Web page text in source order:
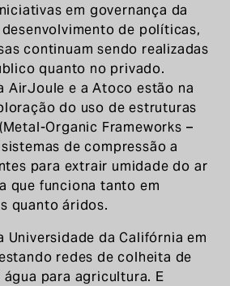
em governança da
de políticas,
continuam sendo realizadas
quanto no privado.
AirJoule e a Atoco estão na
do uso de estruturas
Organic Frameworks –
sistemas de compressão a
para extrair umidade do ar
que funciona tanto em
quanto áridos.
Universidade da Califórnia em
redes de colheita de
para agricultura. E